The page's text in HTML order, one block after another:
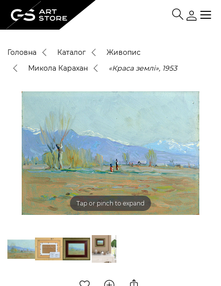
Головна Каталог
Живопис
Микола Карахан
«Краса землі», 1953
Tap or pinch to expand